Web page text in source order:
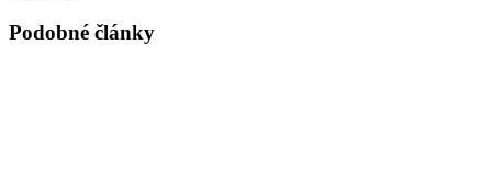
Podobné články